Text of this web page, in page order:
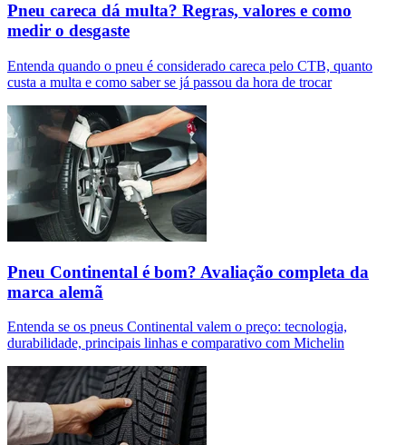
Pneu careca dá multa? Regras, valores e como
medir o desgaste
Entenda quando o pneu é considerado careca pelo CTB, quanto
custa a multa e como saber se já passou da hora de trocar
Pneu Continental é bom? Avaliação completa da
marca alemã
Entenda se os pneus Continental valem o preço: tecnologia,
durabilidade, principais linhas e comparativo com Michelin